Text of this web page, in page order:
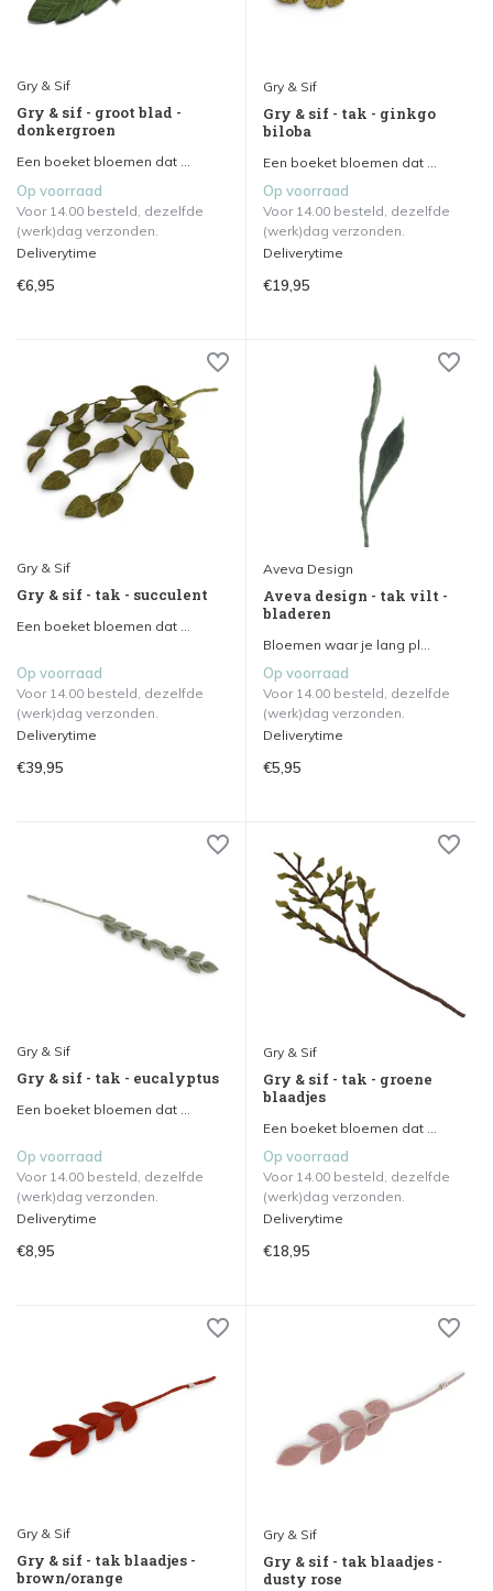
Gry & Sif
Gry & sif - groot blad -
donkergroen
Een boeket bloemen dat ...
Op voorraad
Voor 14.00 besteld, dezelfde
(werk)dag verzonden.
Deliverytime
€6,95
Gry & Sif
Gry & sif - tak - ginkgo
biloba
Een boeket bloemen dat ...
Op voorraad
Voor 14.00 besteld, dezelfde
(werk)dag verzonden.
Deliverytime
€19,95
Gry & Sif
Gry & sif - tak - succulent
Een boeket bloemen dat ...
Op voorraad
Voor 14.00 besteld, dezelfde
(werk)dag verzonden.
Deliverytime
€39,95
Aveva Design
Aveva design - tak vilt -
bladeren
Bloemen waar je lang pl...
Op voorraad
Voor 14.00 besteld, dezelfde
(werk)dag verzonden.
Deliverytime
€5,95
Gry & Sif
Gry & sif - tak - eucalyptus
Een boeket bloemen dat ...
Op voorraad
Voor 14.00 besteld, dezelfde
(werk)dag verzonden.
Deliverytime
€8,95
Gry & Sif
Gry & sif - tak - groene
blaadjes
Een boeket bloemen dat ...
Op voorraad
Voor 14.00 besteld, dezelfde
(werk)dag verzonden.
Deliverytime
€18,95
Gry & Sif
Gry & sif - tak blaadjes -
brown/orange
Gry & Sif
Gry & sif - tak blaadjes -
dusty rose